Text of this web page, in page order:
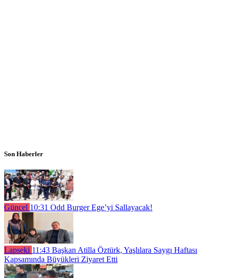
Son Haberler
Güncel 10:31 Odd Burger Ege’yi Sallayacak!
Lapseki 11:43 Başkan Atilla Öztürk, Yaşlılara Saygı Haftası
Kapsamında Büyükleri Ziyaret Etti